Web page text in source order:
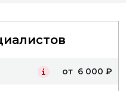
от 6 000 ₽